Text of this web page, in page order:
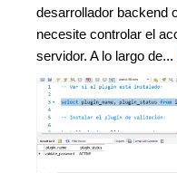
desarrollador backend
necesite controlar el
servidor. A lo largo de...